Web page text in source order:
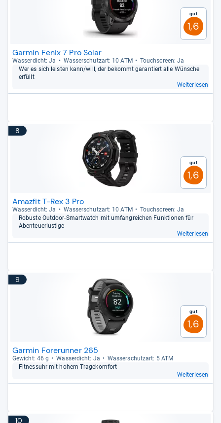
Gut
1,6
Garmin Fenix 7 Pro Solar
Was­ser­dicht: Ja Was­ser­schutz­art: 10 ATM
Touch­s­creen: Ja
Wer es sich leis­ten kann/will, der bekommt garan­tiert alle Wün­sche
erfüllt
Weiterlesen
8
Gut
1,6
Amazfit T-Rex 3 Pro
Was­ser­dicht: Ja Was­ser­schutz­art: 10 ATM
Touch­s­creen: Ja
Robuste Out­door-​Smart­watch mit umfang­rei­chen Funk­tio­nen für
Aben­teu­er­lus­tige
Weiterlesen
9
Gut
1,6
Garmin Forerunner 265
Gewicht: 46 g Was­ser­dicht: Ja
Was­ser­schutz­art: 5 ATM
Fit­nes­suhr mit hohem Tra­ge­kom­fort
Weiterlesen
10